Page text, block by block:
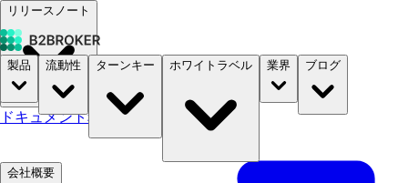
リリースノート
ドキュメント料金 B2STORE
製品 流動性 ターンキー ホワイトラベル 業界 ブログ
会社概要